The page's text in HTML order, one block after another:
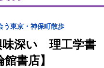
東京・神保町散歩
味深い 理工学書
書店】